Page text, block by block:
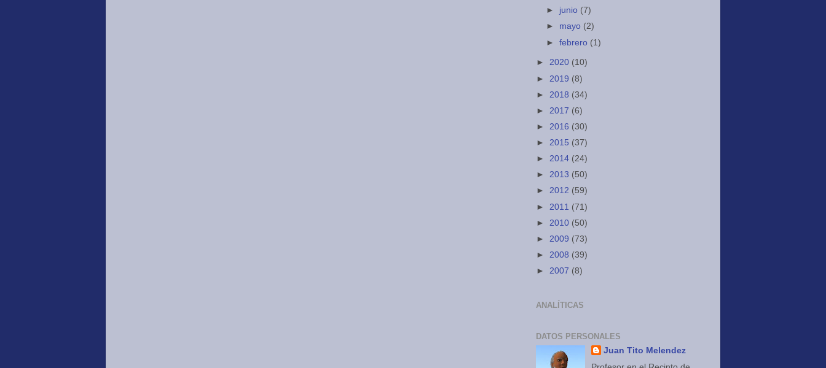
► junio (7)
► mayo (2)
►febrero (1)
► 2020 (10)
► 2019 (8)
► 2018 (34)
► 2017 (6)
► 2016 (30)
► 2015 (37)
► 2014 (24)
► 2013 (50)
► 2012 (59)
► 2011 (71)
► 2010 (50)
► 2009 (73)
► 2008 (39)
► 2007 (8)
ANALÍTICAS
DATOS PERSONALES
Juan Tito Melendez